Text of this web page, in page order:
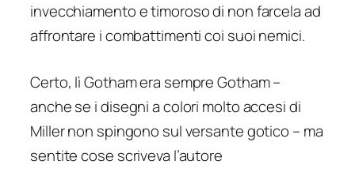
invecchiamento e timoroso di non farcela ad
affrontare i combattimenti coi suoi nemici.
Certo, lì Gotham era sempre Gotham –
anche se i disegni a colori molto accesi di
Miller non spingono sul versante gotico – ma
sentite cose scriveva l’autore